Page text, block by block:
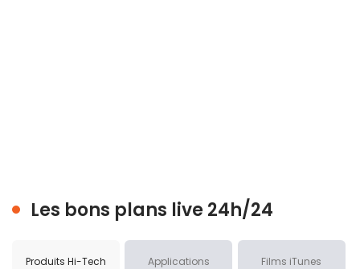
Les bons plans live 24h/24
Produits Hi-Tech Applications Films iTunes